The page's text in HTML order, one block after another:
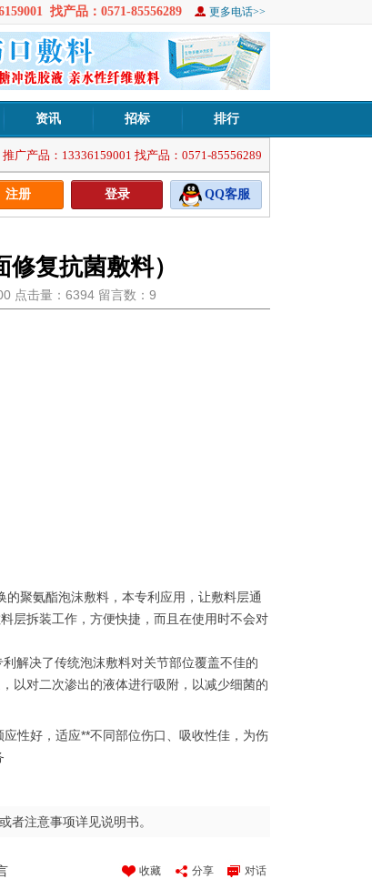
找产品：0571-85556289 更多电话>>
资讯 招标 排行
推广产品：13336159001 找产品：0571-85556289
注册 登录 QQ客服
复抗菌敷料）
点击量：6394 留言数：9
聚氨酯泡沫敷料，本专利应用，让敷料层通
层拆装工作，方便快捷，而且在使用时不会对
解决了传统泡沫敷料对关节部位覆盖不佳的
以对二次渗出的液体进行吸附，以减少细菌的
性好，适应**不同部位伤口、吸收性佳，为伤
者注意事项详见说明书。
收藏 分享 对话